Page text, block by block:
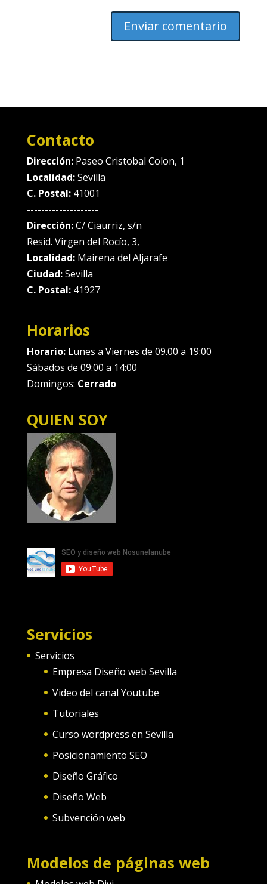
Contacto
Dirección: Paseo Cristobal Colon, 1
Localidad:Sevilla
C. Postal:41001
--------------------
Dirección:C/ Ciaurriz, s/n
Resid. Virgen del Rocío, 3,
Localidad:Mairena del Aljarafe
Ciudad:Sevilla
C. Postal:41927
Horarios
Horario:Lunes a Viernes de 09.00 a 19:00
Sábados de 09:00 a 14:00
Domingos: Cerrado
QUIEN SOY
Servicios
Servicios
Empresa Diseño web Sevilla
Video del canal Youtube
Tutoriales
Curso wordpress en Sevilla
Posicionamiento SEO
Diseño Gráfico
Diseño Web
Subvención web
Modelos de páginas web